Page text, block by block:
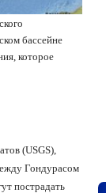
бассейне
которое
(USGS),
Гондурасом
пострадать